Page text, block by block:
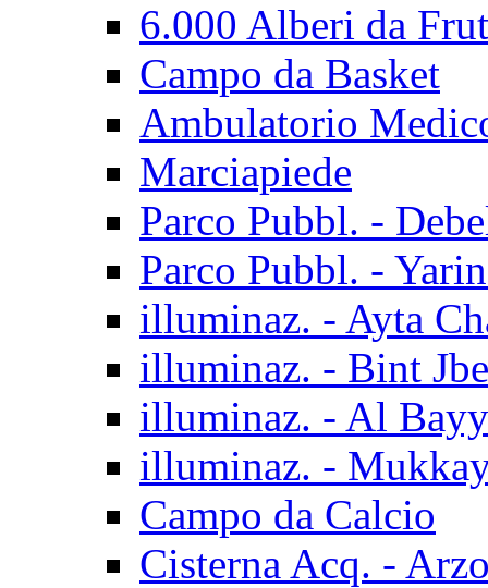
6.000 Alberi da
Campo da Basket
Ambulatorio
Marciapiede
Parco Pubbl. -
Parco Pubbl. -
illuminaz. - Ayta
illuminaz. - Bint
illuminaz. - Al
illuminaz. -
Campo da Calcio
Cisterna Acq. -